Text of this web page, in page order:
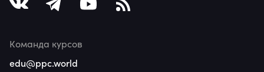
Команда курсов
edu@ppc.world